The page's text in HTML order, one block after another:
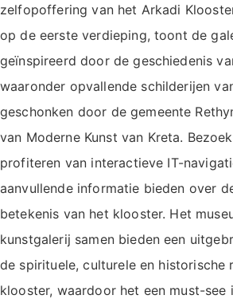
zelfopoffering van het Arkadi
op de eerste verdieping, toont de
geïnspireerd door de geschiedenis
waaronder opvallende schilderijen
geschonken door de gemeente
van Moderne Kunst van Kreta.
profiteren van interactieve IT-
aanvullende informatie bieden over
betekenis van het klooster. Het
kunstgalerij samen bieden een
de spirituele, culturele en historische
klooster, waardoor het een must-see